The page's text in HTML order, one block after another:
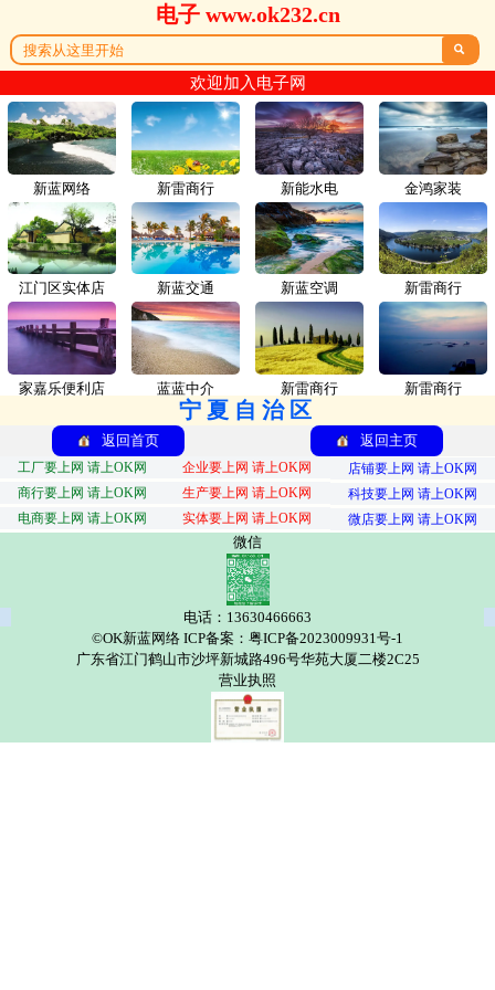
电子 www.ok232.cn

欢迎加入电子网
新蓝网络 新雷商行
江门区实体店 新蓝交通
家嘉乐便利店 蓝蓝中介
新能水电 金鸿家装
新蓝空调 新雷商行
新雷商行 新雷商行
宁夏自治区
返回首页 返回主页
工厂要上网 请上OK网 企业要上网 请上OK网
店铺要上网 请上OK网
商行要上网 请上OK网
生产要上网 请上OK网
科技要上网 请上OK网
电商要上网 请上OK网
实体要上网 请上OK网 微店要上网 请上OK网
微信
电话：13630466663
©OK新蓝网络 ICP备案：粤ICP备2023009931号-1
广东省江门鹤山市沙坪新城路496号华苑大厦二楼2C25
营业执照